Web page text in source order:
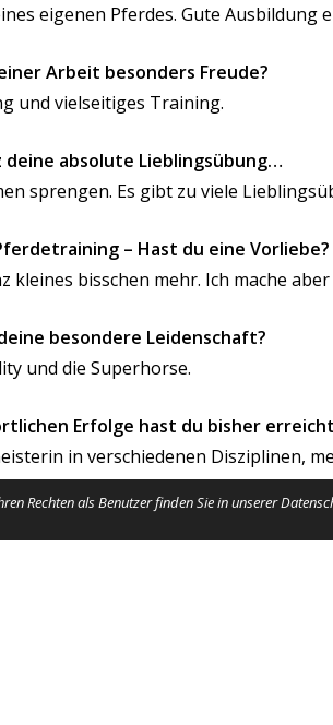
eigenen Pferdes. Gute Ausbildung
Arbeit besonders Freude?
und vielseitiges Training.
deine absolute Lieblingsübung…
sprengen. Es gibt zu viele
– Hast du eine Vorliebe?
kleines bisschen mehr. Ich mache
besondere Leidenschaft?
und die Superhorse.
Erfolge hast du bisher
in verschiedenen Disziplinen,
Bronzemedaille German Open in
Rechten als Benutzer finden Sie in unserer